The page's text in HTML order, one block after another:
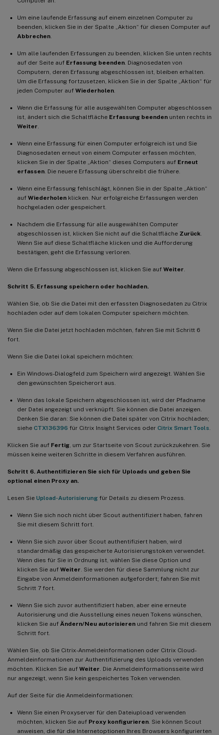
Um eine laufende Erfassung auf einem einzelnen Computer zu
beenden, klicken Sie in der Spalte „Aktion“ für diesen Computer auf
Abbrechen
Um alle laufenden Erfassungen zu beenden, klicken Sie unten rechts
auf der Seite auf Erfassung beenden . Diagnosedaten von
Computern, deren Erfassung abgeschlossen ist, bleiben erhalten.
Um die Erfassung fortzusetzen, klicken Sie in der Spalte „Aktion“ für
jeden Computer auf Wiederholen
Wenn die Erfassung für alle ausgewählten Computer abgeschlossen
ist, ändert sich die Schaltfläche Erfassung beenden unten rechts in
Weiter
Wenn eine Erfassung für einen Computer erfolgreich ist und Sie
Diagnosedaten erneut von einem Computer erfassen möchten,
klicken Sie in der Spalte „Aktion“ dieses Computers auf Erneut
erfassen . Die neuere Erfassung überschreibt die frühere.
Wenn eine Erfassung fehlschlägt, können Sie in der Spalte „Aktion“
auf Wiederholen klicken. Nur erfolgreiche Erfassungen werden
hochgeladen oder gespeichert.
Nachdem die Erfassung für alle ausgewählten Computer
abgeschlossen ist, klicken Sie nicht auf die Schaltfläche Zurück
Wenn Sie auf diese Schaltfläche klicken und die Aufforderung
bestätigen, geht die Erfassung verloren.
Wenn die Erfassung abgeschlossen ist, klicken Sie auf Weiter
Schritt 5. Erfassung speichern oder hochladen.
Wählen Sie, ob Sie die Datei mit den erfassten Diagnosedaten zu Citrix
hochladen oder auf dem lokalen Computer speichern möchten.
Wenn Sie die Datei jetzt hochladen möchten, fahren Sie mit Schritt 6
fort.
Wenn Sie die Datei lokal speichern möchten:
Ein Windows-Dialogfeld zum Speichern wird angezeigt. Wählen Sie
den gewünschten Speicherort aus.
Wenn das lokale Speichern abgeschlossen ist, wird der Pfadname
der Datei angezeigt und verknüpft. Sie können die Datei anzeigen.
Denken Sie daran: Sie können die Datei später von Citrix hochladen;
siehe CTX136396 für Citrix Insight Services oder Citrix Smart Tools
Klicken Sie auf Fertig , um zur Startseite von Scout zurückzukehren. Sie
müssen keine weiteren Schritte in diesem Verfahren ausführen.
Schritt 6. Authentifizieren Sie sich für Uploads und geben Sie
optional einen Proxy an.
Lesen Sie Upload-Autorisierung für Details zu diesem Prozess.
Wenn Sie sich noch nicht über Scout authentifiziert haben, fahren
Sie mit diesem Schritt fort.
Wenn Sie sich zuvor über Scout authentifiziert haben, wird
standardmäßig das gespeicherte Autorisierungstoken verwendet.
Wenn dies für Sie in Ordnung ist, wählen Sie diese Option und
klicken Sie auf Weiter . Sie werden für diese Sammlung nicht zur
Eingabe von Anmeldeinformationen aufgefordert; fahren Sie mit
Schritt 7 fort.
Wenn Sie sich zuvor authentifiziert haben, aber eine erneute
Autorisierung und die Ausstellung eines neuen Tokens wünschen,
klicken Sie auf Ändern/Neu autorisieren und fahren Sie mit diesem
Schritt fort.
Wählen Sie, ob Sie Citrix-Anmeldeinformationen oder Citrix Cloud-
Anmeldeinformationen zur Authentifizierung des Uploads verwenden
möchten. Klicken Sie auf Weiter . Die Anmeldeinformationsseite wird
nur angezeigt, wenn Sie kein gespeichertes Token verwenden.
Auf der Seite für die Anmeldeinformationen:
Wenn Sie einen Proxyserver für den Dateiupload verwenden
möchten, klicken Sie auf Proxy konfigurieren . Sie können Scout
anweisen, die für die Internetoptionen Ihres Browsers konfigurierten